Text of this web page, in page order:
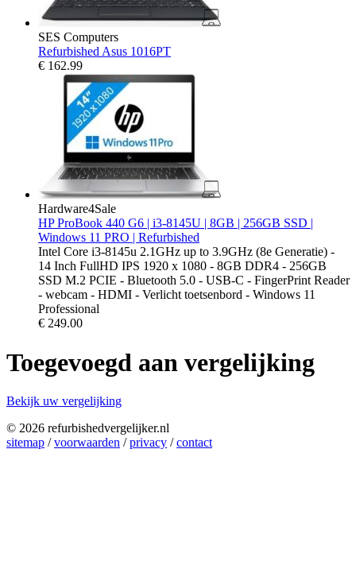
SES Computers
Refurbished Asus 1016PT
€ 162.99
Hardware4Sale
HP ProBook 440 G6 | i3-8145U | 8GB | 256GB SSD |
Windows 11 PRO | Refurbished
Intel Core i3-8145u 2.1GHz up to 3.9GHz (8e Generatie) -
14 Inch FullHD IPS 1920 x 1080 - 8GB DDR4 - 256GB
SSD M.2 PCIE - Bluetooth 5.0 - USB-C - FingerPrint Reader
- webcam - HDMI - Verlicht toetsenbord - Windows 11
Professional
€ 249.00
Toegevoegd aan vergelijking
Bekijk uw vergelijking
© 2026 refurbishedvergelijker.nl
sitemap /voorwaarden /privacy /contact